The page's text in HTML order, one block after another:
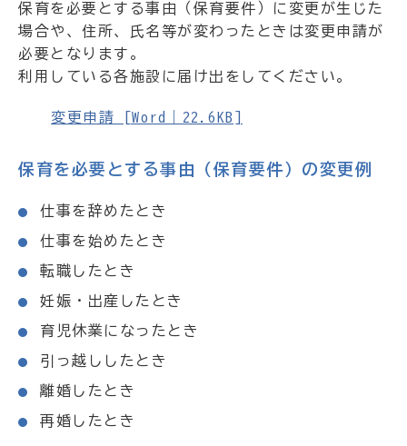
保育を必要とする事由（保育要件）に変更が生じた
場合や、住所、氏名等が変わったときは変更申請が
必要となります。
利用している各施設に届け出をしてください。
変更申請 [Word｜22.6KB]
保育を必要とする事由（保育要件）の変更例
仕事を辞めたとき
仕事を始めたとき
転職したとき
妊娠・出産したとき
育児休業になったとき
引っ越ししたとき
離婚したとき
再婚したとき